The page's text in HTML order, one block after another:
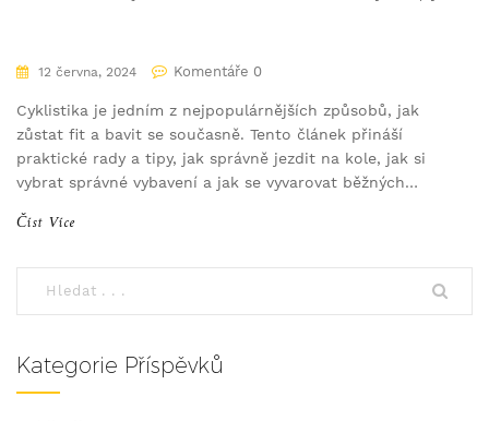
12 června, 2024 Komentáře 0
Cyklistika je jedním z nejpopulárnějších způsobů, jak
zůstat fit a bavit se současně. Tento článek přináší
praktické rady a tipy, jak správně jezdit na kole, jak si
vybrat správné vybavení a jak se vyvarovat běžných
cyklistikou, pokud jste úplní začátečníci.
Číst Více
Kategorie Příspěvků